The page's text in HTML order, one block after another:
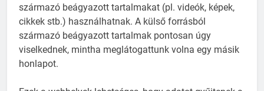
származó beágyazott tartalmakat (pl. videók, képek,
cikkek stb.) használhatnak. A külső forrásból
származó beágyazott tartalmak pontosan úgy
viselkednek, mintha meglátogattunk volna egy másik
honlapot.